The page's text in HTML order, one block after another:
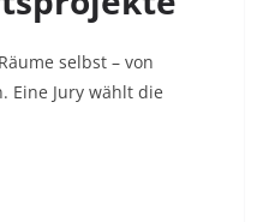
selbst – von
Eine Jury wählt die